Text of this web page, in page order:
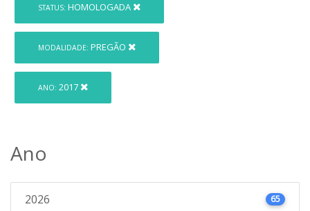
STATUS: HOMOLOGADA
MODALIDADE: PREGÃO
ANO: 2017
Ano
2026 65